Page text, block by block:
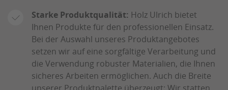
Starke Produktqualität: Holz Ulrich bietet
Ihnen Produkte für den professionellen Einsatz.
Bei der Auswahl unseres Produktangebotes
setzen wir auf eine sorgfältige Verarbeitung und
die Verwendung robuster Materialien, die Ihnen
sicheres Arbeiten ermöglichen. Auch die Breite